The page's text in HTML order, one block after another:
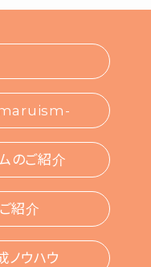
のご紹介
紹介
ウハウ